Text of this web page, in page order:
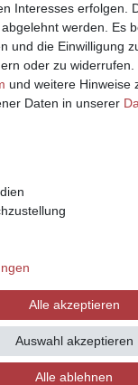
Interesses erfolgen.
werden. Es
und die Einwilligung
oder zu widerrufen.
und weitere Hinweise
Daten in unserer
Alle akzeptieren
Alle ablehnen
Auswahl akzeptieren
Vertrag widerrufen